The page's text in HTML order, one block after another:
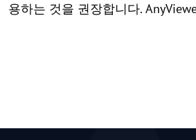
용하는 것을 권장합니다.